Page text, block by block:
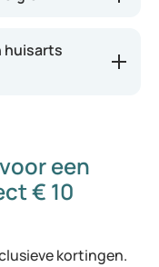
huisarts
een
€ 10
kortingen.